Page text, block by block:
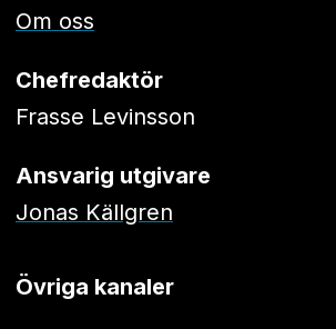
Om oss
Chefredaktör
Frasse Levinsson
Ansvarig utgivare
Jonas Källgren
Övriga kanaler